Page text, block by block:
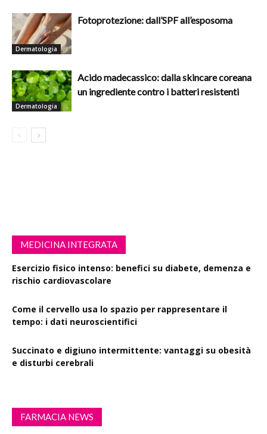
Dermatologia
Fotoprotezione: dall’SPF all’esposoma
Dermatologia
Acido madecassico: dalla skincare coreana
un ingrediente contro i batteri resistenti
MEDICINA INTEGRATA
Esercizio fisico intenso: benefici su diabete, demenza e
rischio cardiovascolare
Come il cervello usa lo spazio per rappresentare il
tempo: i dati neuroscientifici
Succinato e digiuno intermittente: vantaggi su obesità
e disturbi cerebrali
FARMACIA NEWS